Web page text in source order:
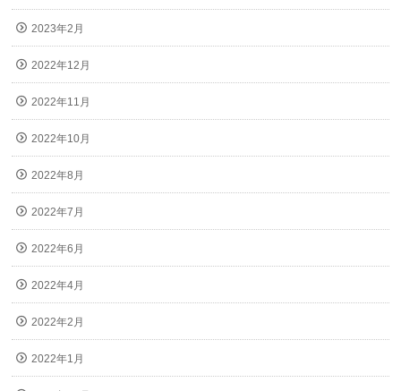
2023年2月
2022年12月
2022年11月
2022年10月
2022年8月
2022年7月
2022年6月
2022年4月
2022年2月
2022年1月